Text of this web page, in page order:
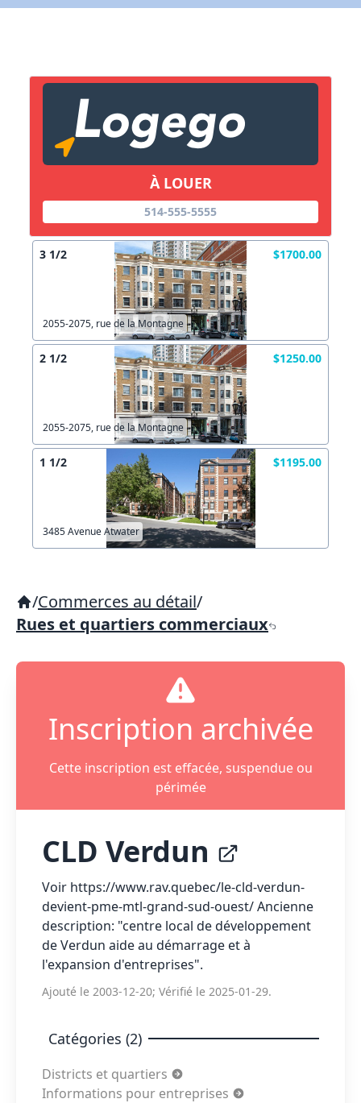
À LOUER
514-555-5555
3 1/2 $1700.00
2055-2075, rue de la Montagne
2 1/2 $1250.00
2055-2075, rue de la Montagne
1 1/2 $1195.00
3485 Avenue Atwater
/Commerces au détail/
Rues et quartiers commerciaux
Inscription archivée
Cette inscription est effacée, suspendue ou
périmée
CLD Verdun
Voir https://www.rav.quebec/le-cld-verdun-
devient-pme-mtl-grand-sud-ouest/ Ancienne
description: "centre local de développement
de Verdun aide au démarrage et à
l'expansion d'entreprises".
Ajouté le 2003-12-20; Vérifié le 2025-01-29.
Catégories (2)
Districts et quartiers
Informations pour entreprises
Lien vers inscription (sera inclus dans courriel)
Copier lien
X Fermer Envoyez